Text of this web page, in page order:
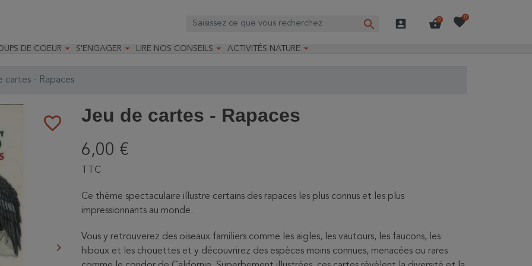
search account_box shopping_basket
0 favorite0
DE COEUR  S'ENGAGER  LIRE NOS CONSEILS  ACTIVITÉS NATURE 
cartes - Rapaces
favorite_border
Suivant
keyboard_arrow_right
Jeu de cartes - Rapaces
6,00 €
TTC
Ce thème spectaculaire illustre certains des rapaces les plus connus et les plus
impressionnants au monde.
Vous y retrouverez des oiseaux familiers comme les aigles, les vautours, les faucons, les
hiboux et les chouettes et y découvrirez des espèces moins connues, menacées ou rares